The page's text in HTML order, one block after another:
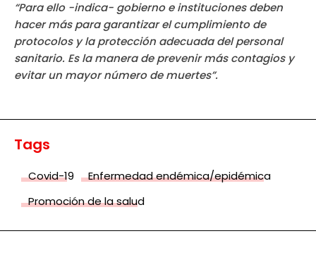
“Para ello -indica- gobierno e instituciones deben
hacer más para garantizar el cumplimiento de
protocolos y la protección adecuada del personal
sanitario. Es la manera de prevenir más contagios y
evitar un mayor número de muertes”.
Tags
Covid-19
Enfermedad endémica/epidémica
Promoción de la salud